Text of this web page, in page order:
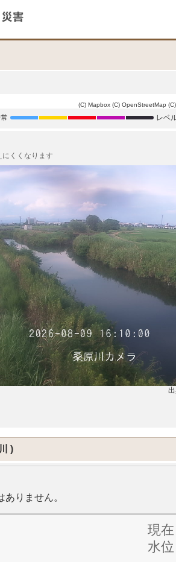
(C) Mapbox (C) OpenStreetMap
レベ
くくなります
りません。
現在
水位